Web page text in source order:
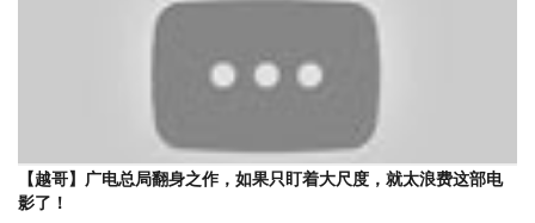
【越哥】广电总局翻身之作，如果只盯着大尺度，就太浪费这部电
影了！